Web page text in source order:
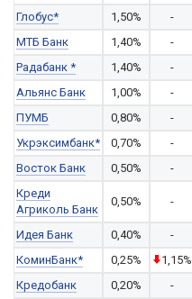
Глобус*
1,50% -
МТБ Банк
1,40% -
Радабанк *
1,40% -
Альянс Банк
1,00% -
ПУМБ
0,80% -
Укрэксимбанк*
0,70% -
Восток Банк
0,50% -
Креди
Агриколь Банк
0,50% -
Идея Банк 0,40% -
КоминБанк*
0,25% 1,15%
Кредобанк
0,20% -